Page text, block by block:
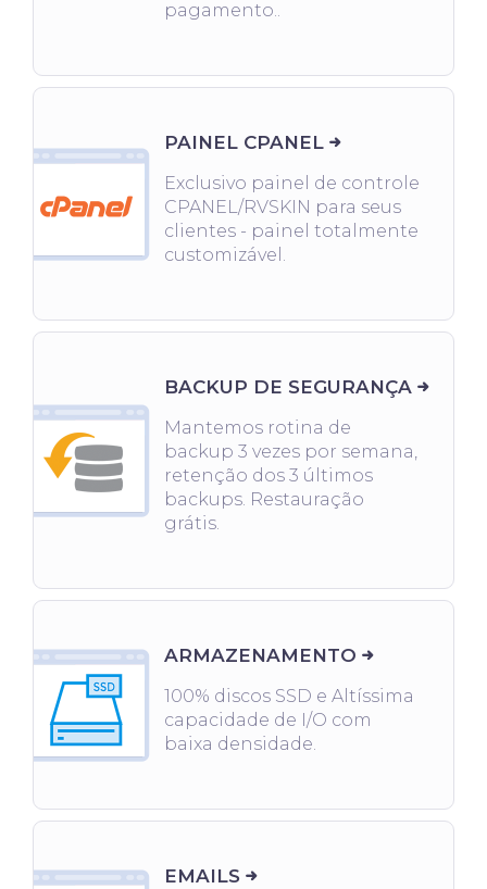
pagamento..
PAINEL CPANEL
Exclusivo painel de controle
CPANEL/RVSKIN para seus
clientes - painel totalmente
customizável.
BACKUP DE SEGURANÇA
Mantemos rotina de
backup 3 vezes por semana,
retenção dos 3 últimos
backups. Restauração
grátis.
ARMAZENAMENTO
100% discos SSD e Altíssima
capacidade de I/O com
baixa densidade.
EMAILS